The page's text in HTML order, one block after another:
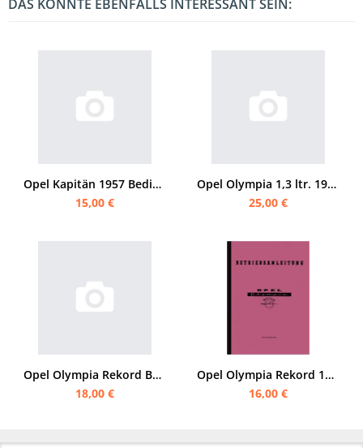
DAS KÖNNTE EBENFALLS INTERESSANT SEIN:
Opel Kapitän 1957 Bedienungsanleitung
15,00 €
Opel Olympia 1,3 ltr. 1936 Bedienungsanleitung
25,00 €
Opel Olympia Rekord Bedienungsanleitung
18,00 €
Opel Olympia Rekord 1953 40 PS Bedienungsanleitung
16,00 €